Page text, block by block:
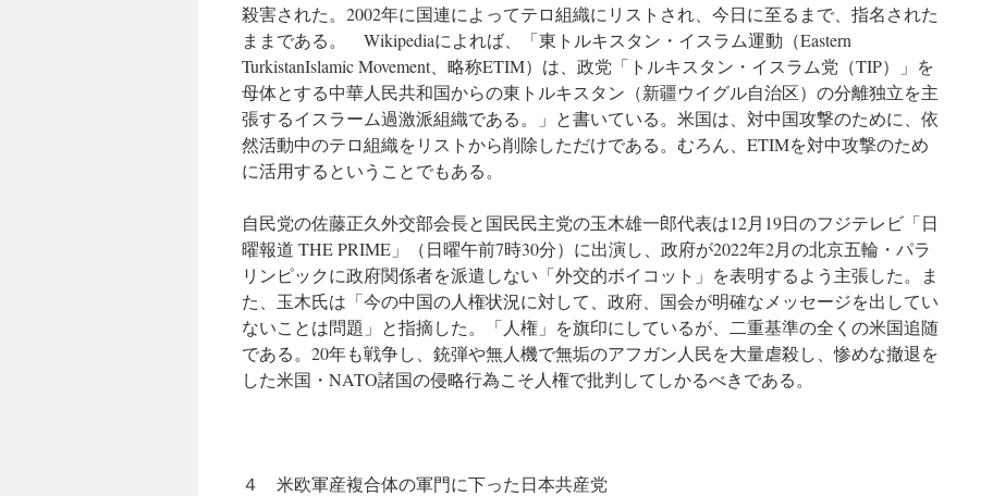
殺害された。2002年に国連によってテロ組織にリストされ、今日に至るまで、指名された
ままである。 Wikipediaによれば、「東トルキスタン・イスラム運動（Eastern
TurkistanIslamic Movement、略称ETIM）は、政党「トルキスタン・イスラム党（TIP）」を
母体とする中華人民共和国からの東トルキスタン（新疆ウイグル自治区）の分離独立を主
張するイスラーム過激派組織である。」と書いている。米国は、対中国攻撃のために、依
然活動中のテロ組織をリストから削除しただけである。むろん、ETIMを対中攻撃のため
に活用するということでもある。
自民党の佐藤正久外交部会長と国民民主党の玉木雄一郎代表は12月19日のフジテレビ「日
曜報道 THE PRIME」（日曜午前7時30分）に出演し、政府が2022年2月の北京五輪・パラ
リンピックに政府関係者を派遣しない「外交的ボイコット」を表明するよう主張した。ま
た、玉木氏は「今の中国の人権状況に対して、政府、国会が明確なメッセージを出してい
ないことは問題」と指摘した。「人権」を旗印にしているが、二重基準の全くの米国追随
である。20年も戦争し、銃弾や無人機で無垢のアフガン人民を大量虐殺し、惨めな撤退を
した米国・NATO諸国の侵略行為こそ人権で批判してしかるべきである。
４ 米欧軍産複合体の軍門に下った日本共産党